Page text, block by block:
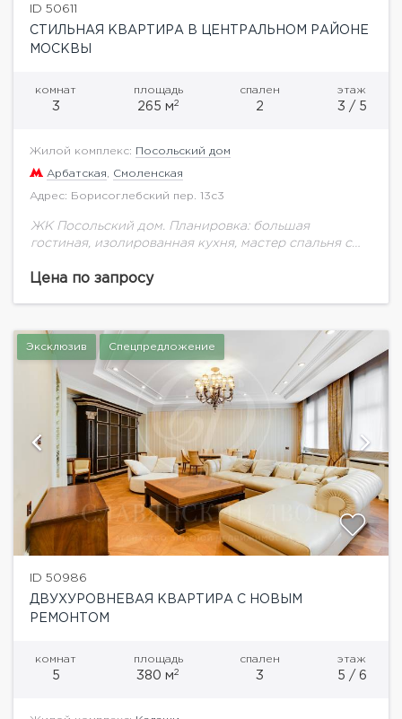
ID 50611
СТИЛЬНАЯ КВАРТИРА В ЦЕНТРАЛЬНОМ РАЙОНЕ
МОСКВЫ
комнат
3
площадь
265 м2
спален
2
этаж
3 / 5
Жилой комплекс: Посольский дом
Арбатская Смоленская
Адрес: Борисоглебский пер. 13с3
ЖК Посольский дом. Планировка: большая
гостиная, изолированная кухня, мастер спальня с
полноценный гостевой санузел, отдельная
Цена по запросу
Эксклюзив Спецпредложение
ID 50986
ДВУХУРОВНЕВАЯ КВАРТИРА С НОВЫМ
РЕМОНТОМ
комнат
5
площадь
380 м2
спален
3
этаж
5 / 6